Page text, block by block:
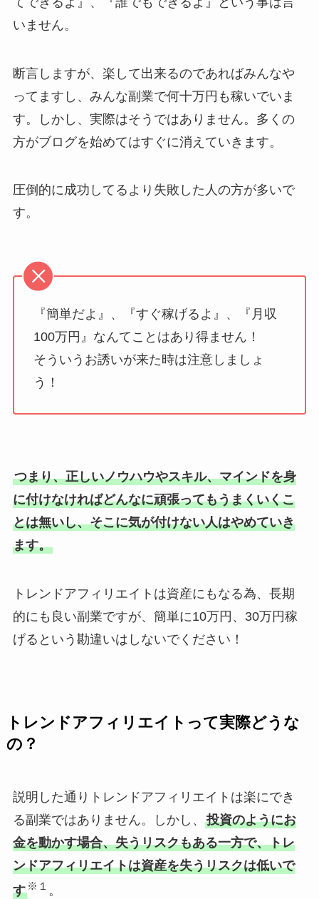
いません。
断言しますが、楽して出来るのであればみんなや
ってますし、みんな副業で何十万円も稼いでいま
す。しかし、実際はそうではありません。多くの
方がブログを始めてはすぐに消えていきます。
圧倒的に成功してるより失敗した人の方が多いで
す。
『簡単だよ』、『すぐ稼げるよ』、『月収
100万円』なんてことはあり得ません！
そういうお誘いが来た時は注意しましょ
う！
つまり、正しいノウハウやスキル、マインドを身
に付けなければどんなに頑張ってもうまくいくこ
とは無いし、そこに気が付けない人はやめていき
ます。
トレンドアフィリエイトは資産にもなる為、長期
的にも良い副業ですが、簡単に10万円、30万円稼
げるという勘違いはしないでください！
トレンドアフィリエイトって実際どうな
の？
説明した通りトレンドアフィリエイトは楽にでき
る副業ではありません。しかし、 投資のようにお
金を動かす場合、失うリスクもある一方で、トレ
ンドアフィリエイトは資産を失うリスクは低いで
す ※１ 。